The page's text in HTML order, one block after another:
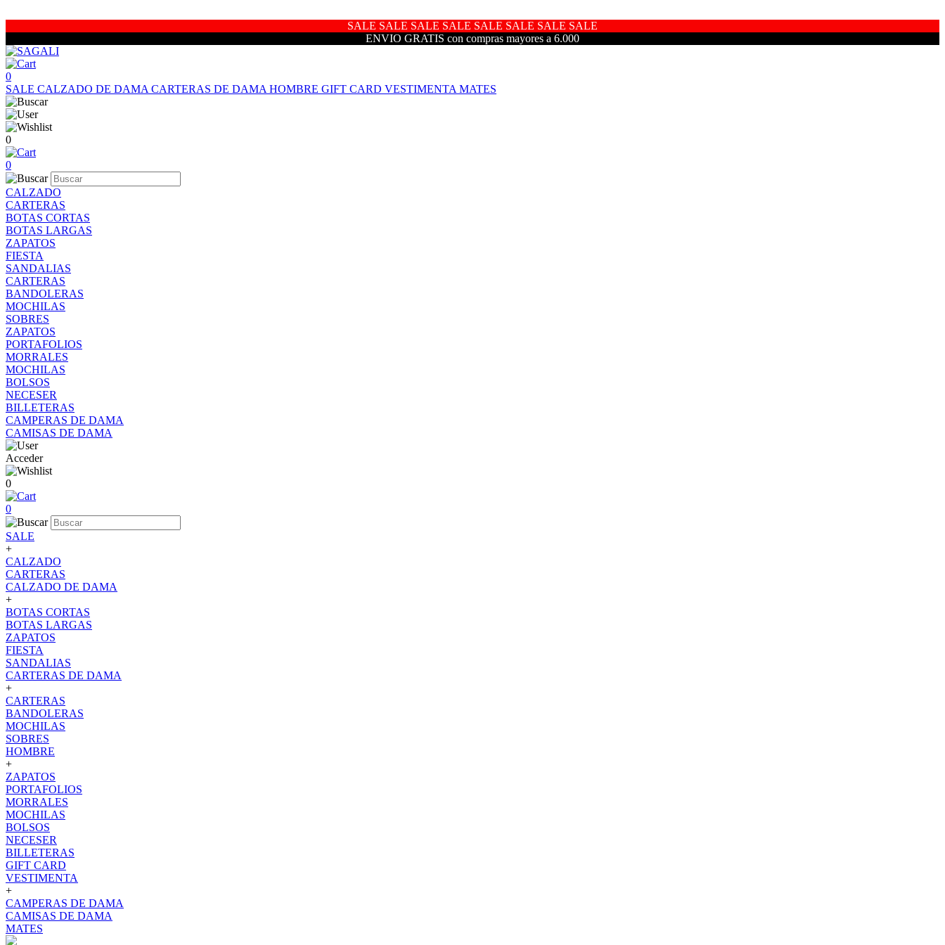
SALE SALE SALE SALE SALE SALE SALE SALE
ENVIO GRATIS con compras mayores a 6.000
0
SALE CALZADO DE DAMA CARTERAS DE DAMA HOMBRE GIFT CARD VESTIMENTA MATES
0
0
CALZADO
CARTERAS
BOTAS CORTAS
BOTAS LARGAS
ZAPATOS
FIESTA
SANDALIAS
CARTERAS
BANDOLERAS
MOCHILAS
SOBRES
ZAPATOS
PORTAFOLIOS
MORRALES
MOCHILAS
BOLSOS
NECESER
BILLETERAS
CAMPERAS DE DAMA
CAMISAS DE DAMA
Acceder
0
0
SALE
+
CALZADO
CARTERAS
CALZADO DE DAMA
+
BOTAS CORTAS
BOTAS LARGAS
ZAPATOS
FIESTA
SANDALIAS
CARTERAS DE DAMA
+
CARTERAS
BANDOLERAS
MOCHILAS
SOBRES
HOMBRE
+
ZAPATOS
PORTAFOLIOS
MORRALES
MOCHILAS
BOLSOS
NECESER
BILLETERAS
GIFT CARD
VESTIMENTA
+
CAMPERAS DE DAMA
CAMISAS DE DAMA
MATES